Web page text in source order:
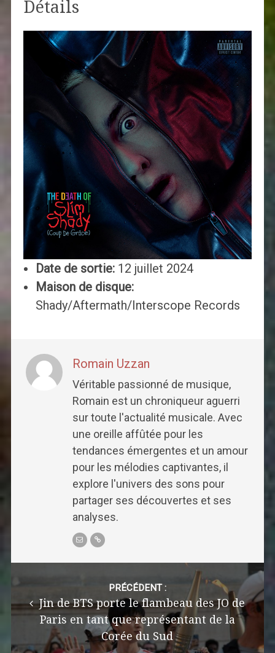
Détails
Date de sortie:12 juillet 2024
Maison de disque:
Shady/Aftermath/Interscope Records
Romain Uzzan
Véritable passionné de musique,
Romain est un chroniqueur aguerri
sur toute l'actualité musicale. Avec
une oreille affûtée pour les
tendances émergentes et un amour
pour les mélodies captivantes, il
explore l'univers des sons pour
partager ses découvertes et ses
analyses.
PRÉCÉDENT :
Jin de BTS porte le flambeau des JO de
Paris en tant que représentant de la
Corée du Sud